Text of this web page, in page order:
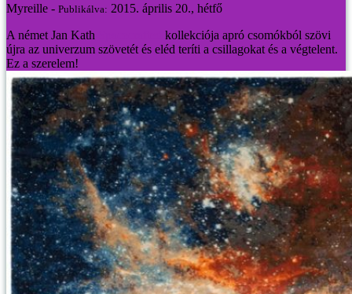
Myreille - Publikálva: 2015. április 20., hétfő
A német Jan Kath
kollekciója apró csomókból szövi
újra az univerzum szövetét és eléd teríti a csillagokat és a végtelent.
Ez a szerelem!